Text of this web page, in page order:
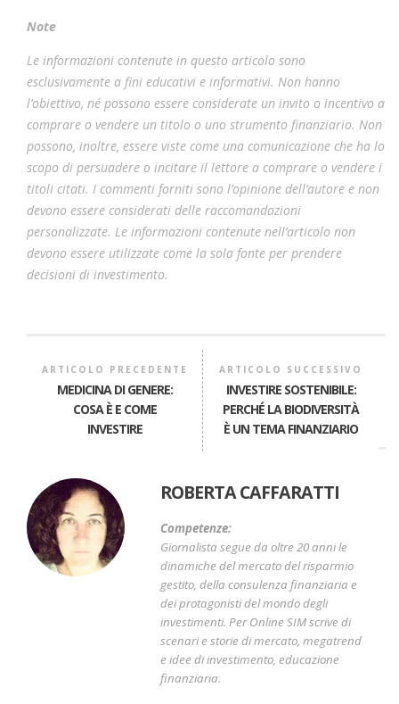
Note
Le informazioni contenute in questo articolo sono
esclusivamente a fini educativi e informativi. Non hanno
l’obiettivo, né possono essere considerate un invito o incentivo a
comprare o vendere un titolo o uno strumento finanziario. Non
possono, inoltre, essere viste come una comunicazione che ha lo
scopo di persuadere o incitare il lettore a comprare o vendere i
titoli citati. I commenti forniti sono l’opinione dell’autore e non
devono essere considerati delle raccomandazioni
personalizzate. Le informazioni contenute nell’articolo non
devono essere utilizzate come la sola fonte per prendere
decisioni di investimento.
ARTICOLO PRECEDENTE
MEDICINA DI GENERE:
COSA È E COME
INVESTIRE
ARTICOLO SUCCESSIVO
INVESTIRE SOSTENIBILE:
PERCHÉ LA BIODIVERSITÀ
È UN TEMA FINANZIARIO
ROBERTA CAFFARATTI
Competenze:
Giornalista segue da oltre 20 anni le
dinamiche del mercato del risparmio
gestito, della consulenza finanziaria e
dei protagonisti del mondo degli
investimenti. Per Online SIM scrive di
scenari e storie di mercato, megatrend
e idee di investimento, educazione
finanziaria.